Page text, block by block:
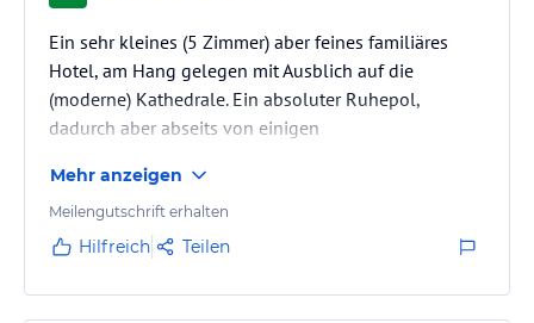
Ein sehr kleines (5 Zimmer) aber feines familiäres
Hotel, am Hang gelegen mit Ausblich auf die
(moderne) Kathedrale. Ein absoluter Ruhepol,
dadurch aber abseits von einigen
Zuckerhut und den berühmten Stränden.
Mehr anzeigen
Meilengutschrift erhalten
Hilfreich Teilen